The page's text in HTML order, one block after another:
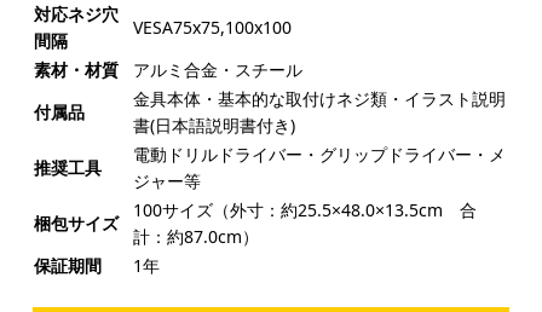
対応ネジ穴
間隔
VESA75x75,100x100
素材・材質
アルミ合金・スチール
付属品
金具本体・基本的な取付けネジ類・イラスト説明
書(日本語説明書付き)
推奨工具
電動ドリルドライバー・グリップドライバー・メ
ジャー等
梱包サイズ
100サイズ（外寸：約25.5×48.0×13.5cm 合
計：約87.0cm）
保証期間
1年